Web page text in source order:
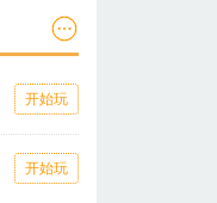
开始玩
开始玩